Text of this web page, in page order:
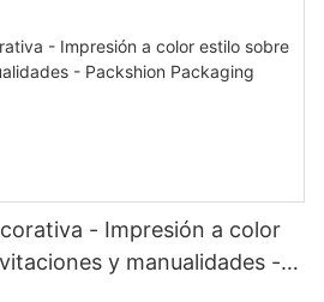
- Impresión a color
y manualidades -